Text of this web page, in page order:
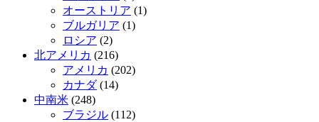
オーストリア (1)
ブルガリア (1)
ロシア (2)
北アメリカ (216)
アメリカ (202)
カナダ(14)
中南米 (248)
ブラジル (112)